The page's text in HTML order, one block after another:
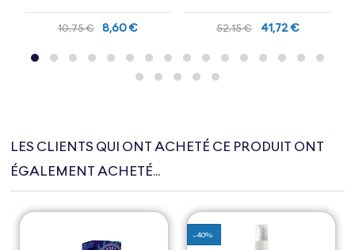
10,75 € 8,60 € 52,15 € 41,72 €
LES CLIENTS QUI ONT ACHETÉ CE PRODUIT ONT
ÉGALEMENT ACHETÉ...
-40%